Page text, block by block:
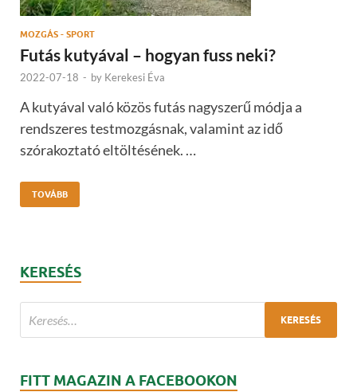
MOZGÁS - SPORT
Futás kutyával – hogyan fuss neki?
2022-07-18 - by Kerekesi Éva
A kutyával való közös futás nagyszerű módja a
rendszeres testmozgásnak, valamint az idő
szórakoztató eltöltésének. …
TOVÁBB
KERESÉS
FITT MAGAZIN A FACEBOOKON